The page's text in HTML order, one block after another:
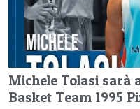
Michele Tolasi sarà
Basket Team 1995